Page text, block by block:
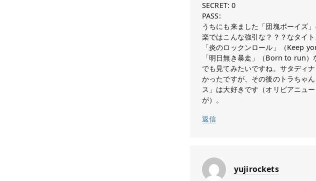
SECRET: 0
PASS:
うちにも来ました「団塊ボーイズ
楽ではこんな強引な？？？なタイ
「炎のロックンロール」（Keep
「明日無き暴走」（Born to run）
でも見てみたいですね。サタディ
かったですが、その後のトラちゃ
ス」は大好きです（オリビアニュ
が）。
返信
yujirockets